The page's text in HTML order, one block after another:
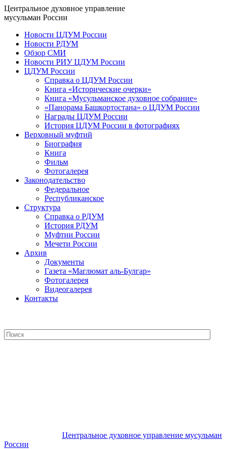
Центральное духовное управление
мусульман России
Новости ЦДУМ России
Новости РДУМ
Обзор СМИ
Новости РИУ ЦДУМ России
ЦДУМ России
Справка о ЦДУМ России
Книга «Исторические очерки»
Книга «Мусульманское духовное собрание»
«Панорама Башкортостана» о ЦДУМ России
Награды ЦДУМ России
История ЦДУМ России в фотографиях
Верховный муфтий
Биография
Книга
Фильм
Фотогалерея
Законодательство
Федеральное
Республиканское
Структура
Справка о РДУМ
История РДУМ
Муфтии России
Мечети России
Архив
Документы
Газета «Маглюмат аль-Булгар»
Фотогалерея
Видеогалерея
Контакты
Центральное духовное управление мусульман
России